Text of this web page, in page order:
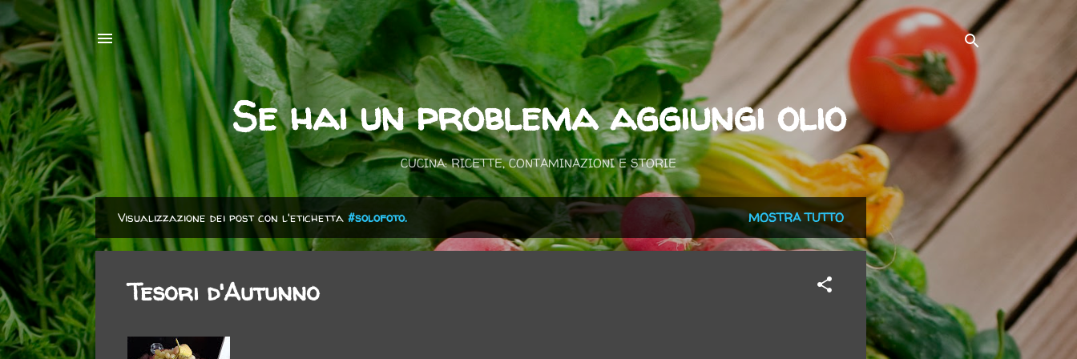
Passa ai contenuti principali
Se hai un problema aggiungi olio
CUCINA: RICETTE, CONTAMINAZIONI E STORIE
P
o
Visualizzazione dei post con l'etichetta #solofoto. MOSTRA TUTTO
Tesori d'Autunno